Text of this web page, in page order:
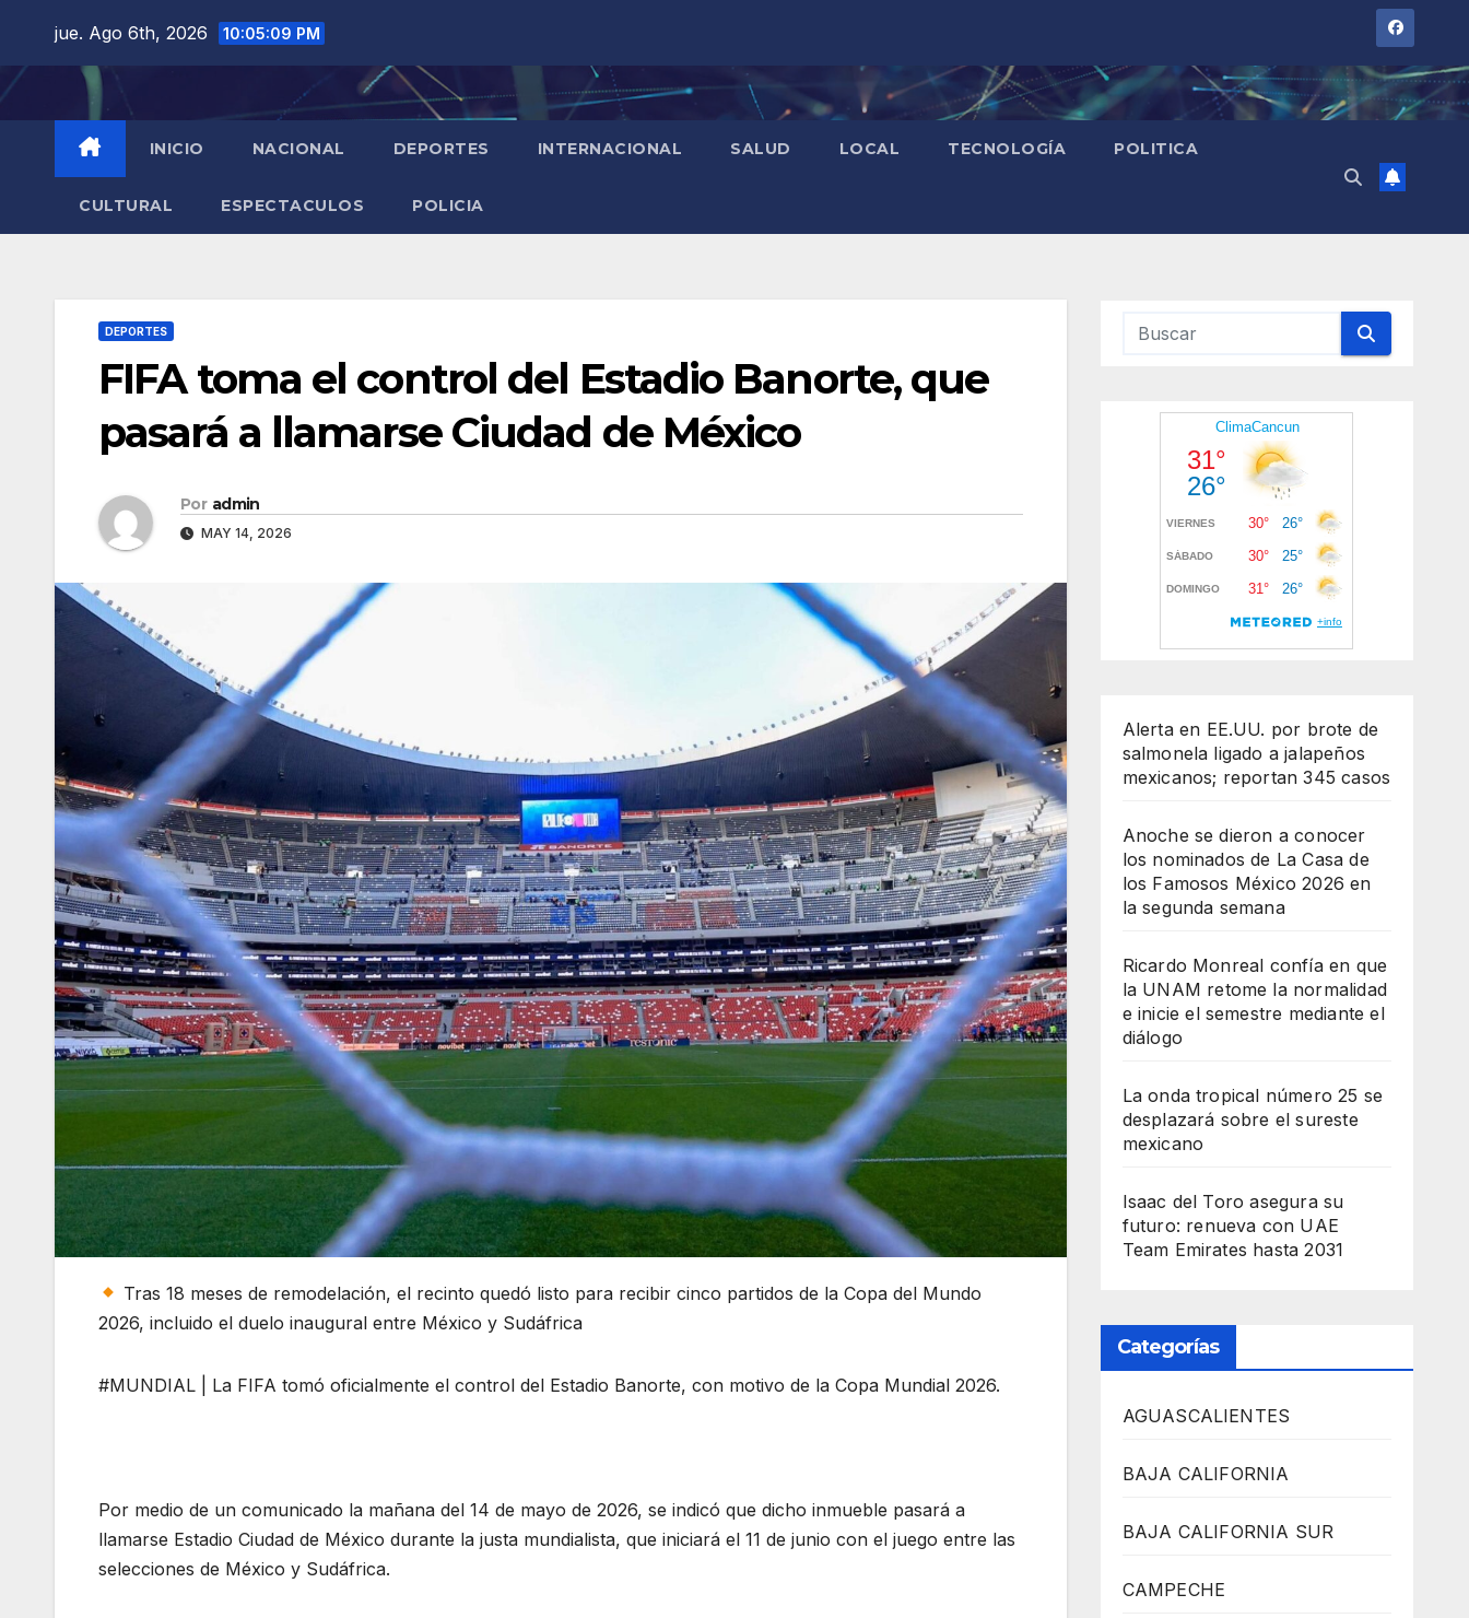
contenido
jue. Ago 6th, 2026 10:05:11 PM
INICIO NACIONAL DEPORTES INTERNACIONAL SALUD LOCAL TECNOLOGÍA POLITICA
CULTURAL ESPECTACULOS POLICIA
DEPORTES
FIFA toma el control del Estadio Banorte, que
pasará a llamarse Ciudad de México
Por admin
MAY 14, 2026
Tras 18 meses de remodelación, el recinto quedó listo para recibir cinco partidos de la Copa del Mundo
2026, incluido el duelo inaugural entre México y Sudáfrica
#MUNDIAL | La FIFA tomó oficialmente el control del Estadio Banorte, con motivo de la Copa Mundial 2026.
Por medio de un comunicado la mañana del 14 de mayo de 2026, se indicó que dicho inmueble pasará a
llamarse Estadio Ciudad de México durante la justa mundialista, que iniciará el 11 de junio con el juego entre las
selecciones de México y Sudáfrica.
Alerta en EE.UU. por brote de
salmonela ligado a jalapeños
mexicanos; reportan 345 casos
Anoche se dieron a conocer
los nominados de La Casa de
los Famosos México 2026 en
la segunda semana
Ricardo Monreal confía en que
la UNAM retome la normalidad
e inicie el semestre mediante el
diálogo
La onda tropical número 25 se
desplazará sobre el sureste
mexicano
Isaac del Toro asegura su
futuro: renueva con UAE
Team Emirates hasta 2031
Categorías
AGUASCALIENTES
BAJA CALIFORNIA
BAJA CALIFORNIA SUR
CAMPECHE